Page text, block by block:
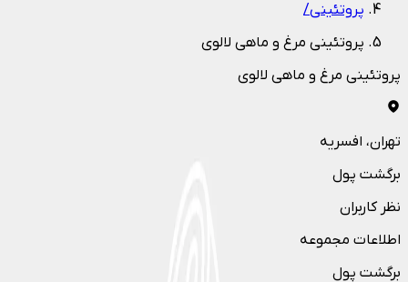
پروتئینی/
پروتئینی مرغ و ماهی لالوی
پروتئینی مرغ و ماهی لالوی
تهران، افسریه
برگشت پول
نظر کاربران
اطلاعات مجموعه
برگشت پول